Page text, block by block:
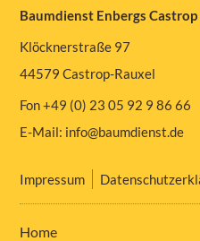
Baumdienst Enbergs Castrop
Klöcknerstraße 97
44579 Castrop-Rauxel
Fon +49 (0) 23 05 92 9 86 66
E-Mail: info@baumdienst.de
Impressum
Home